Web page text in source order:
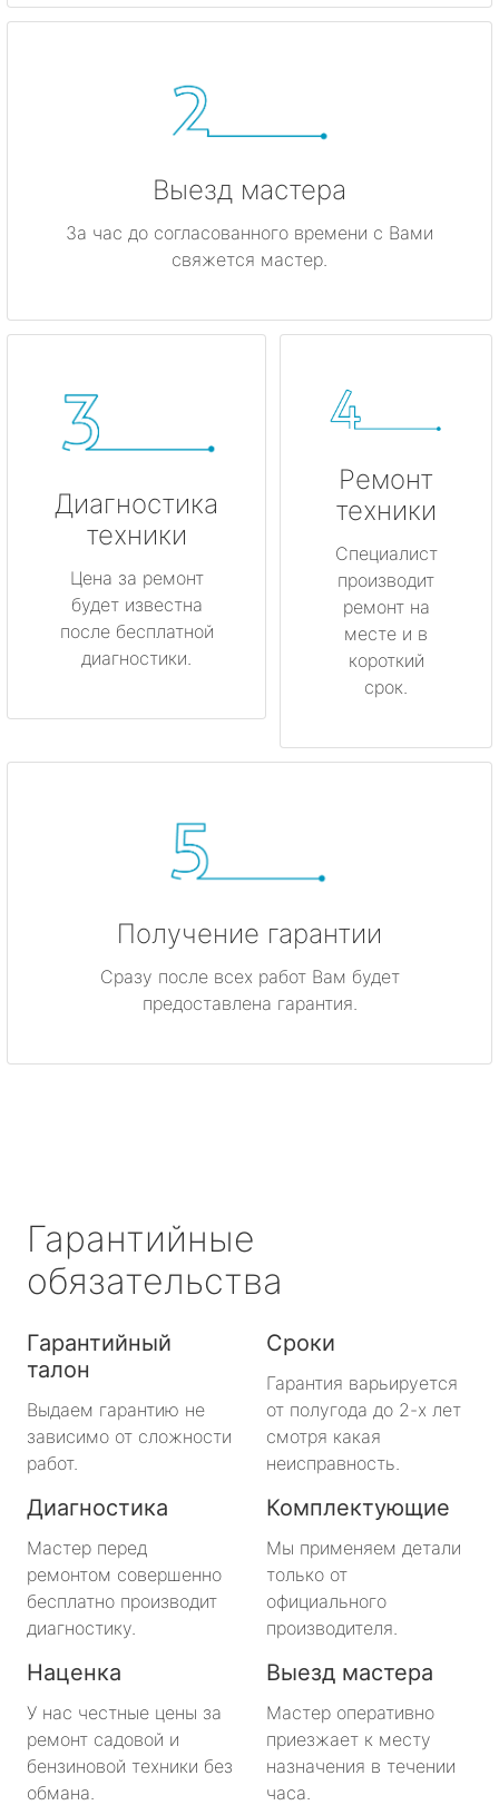
Выезд мастера
За час до согласованного времени с Вами
свяжется мастер.
Диагностика
техники
Цена за ремонт
будет известна
после бесплатной
диагностики.
Ремонт
техники
Специалист
производит
ремонт на
месте и в
короткий
срок.
Получение гарантии
Сразу после всех работ Вам будет
предоставлена гарантия.
Гарантийные
обязательства
Гарантийный
талон
Выдаем гарантию не
зависимо от сложности
работ.
Сроки
Гарантия варьируется
от полугода до 2-х лет
смотря какая
неисправность.
Диагностика
Мастер перед
ремонтом совершенно
бесплатно производит
диагностику.
Комплектующие
Мы применяем детали
только от
официального
производителя.
Наценка
У нас честные цены за
ремонт садовой и
бензиновой техники без
обмана.
Выезд мастера
Мастер оперативно
приезжает к месту
назначения в течении
часа.